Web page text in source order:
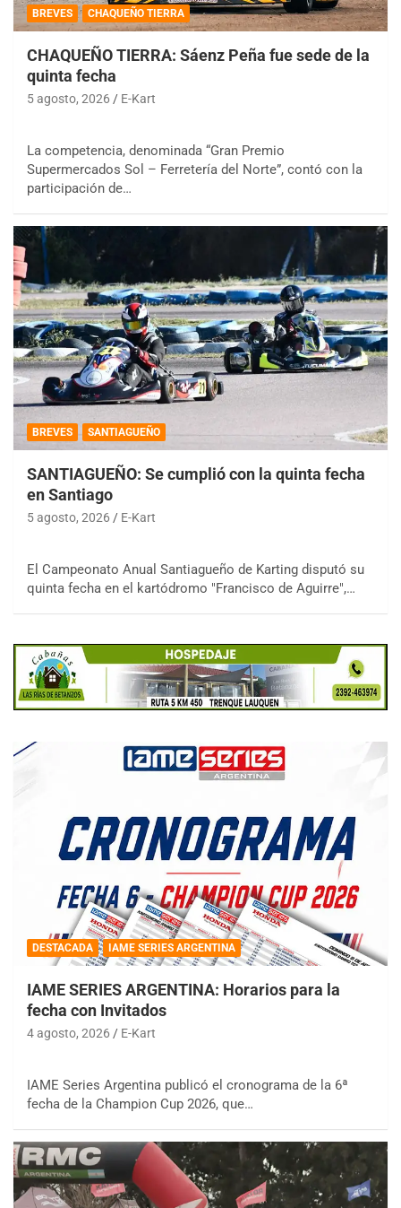
BREVES CHAQUEÑO TIERRA
CHAQUEÑO TIERRA: Sáenz Peña fue sede de la
quinta fecha
5 agosto, 2026 E-Kart
La competencia, denominada “Gran Premio
Supermercados Sol – Ferretería del Norte”, contó con la
participación de…
BREVES SANTIAGUEÑO
SANTIAGUEÑO: Se cumplió con la quinta fecha
en Santiago
5 agosto, 2026 E-Kart
El Campeonato Anual Santiagueño de Karting disputó su
quinta fecha en el kartódromo "Francisco de Aguirre",…
DESTACADA IAME SERIES ARGENTINA
IAME SERIES ARGENTINA: Horarios para la
fecha con Invitados
4 agosto, 2026 E-Kart
IAME Series Argentina publicó el cronograma de la 6ª
fecha de la Champion Cup 2026, que…